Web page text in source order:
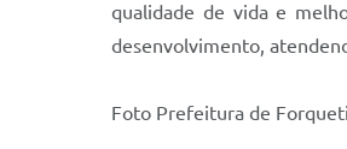
qualidade de vida e
desenvolvimento,
Foto Prefeitura de